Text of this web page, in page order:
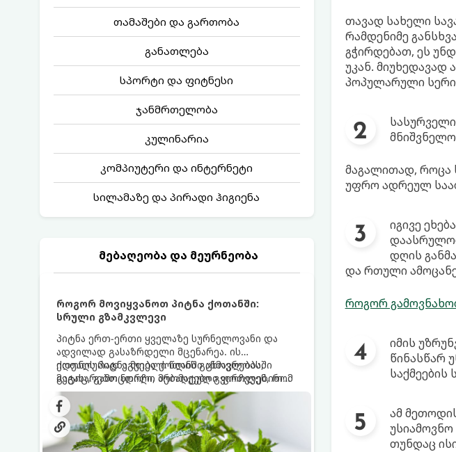
თამაშები და გართობა
განათლება
სპორტი და ფიტნესი
ჯანმრთელობა
კულინარია
კომპიუტერი და ინტერნეტი
სილამაზე და პირადი ჰიგიენა
მებაღეობა და მეურნეობა
როგორ მოვიყვანოთ პიტნა ქოთანში:
სრული გზამკვლევი
პიტნა ერთ-ერთი ყველაზე სურნელოვანი და
ადვილად გასაზრდელი მცენარეა. ის
იდეალურად ეგუება ქოთანში ცხოვრებას,
მეტიც, გამოცდილი მებაღეები გვირჩევენ, რომ
პიტნა მხოლოდ ქოთანში მოვიყვანოთ, რადგან
ღია გრუნტში (ბაღში) დარგვისას ის ფესვებით
ძალიან სწრაფად ვრცელდება და სხვა
მცენარეებს ავიწროებს.
ქოთნის პიტნა მთელი წლის განმავლობაში
გაგახარებთ ნორჩი, არომატული ფოთლებით
ჩაის, ლიმონათისა თუ კერძებისთვის.
თავად სახელი
რამდენიმე
გჭირდებათ, ეს
უკან. მიუხედავად
პოპულარული
მაგალითად, როცა
უფრო ადრეულ
იგივე
დღის
და რთული
როგორ
იმის
წინასწარ
საქმეების
ამ
თუნდაც